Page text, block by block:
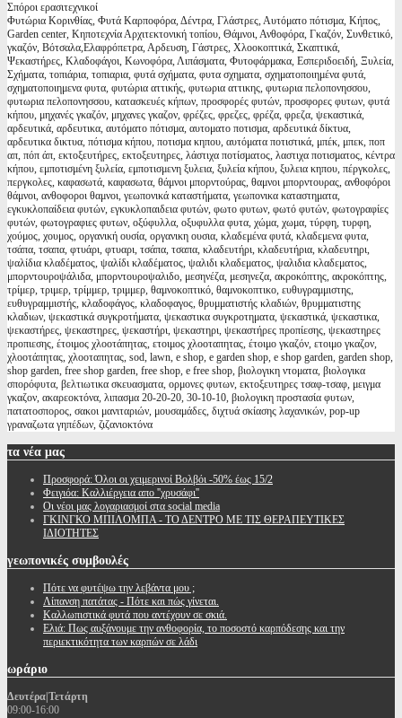
Σπόροι ερασιτεχνικοί
Φυτώρια Κορινθίας, Φυτά Καρποφόρα, Δέντρα, Γλάστρες, Αυτόματο πότισμα, Κήπος,
Garden center, Κηποτεχνία Αρχιτεκτονική τοπίου, Θάμνοι, Ανθοφόρα, Γκαζόν, Συνθετικό,
γκαζόν, Βότσαλα,Ελαφρόπετρα, Αρδευση, Γάστρες, Χλοοκοπτικά, Σκαπτικά,
Ψεκαστήρες, Κλαδοφάγοι, Κωνοφόρα, Λιπάσματα, Φυτοφάρμακα, Εσπεριδοειδή, Ξυλεία,
Σχήματα, τοπιάρια, τοπιαρια, φυτά σχήματα, φυτα σχηματα, σχηματοποιημένα φυτά,
σχηματοποιημενα φυτα, φυτώρια αττικής, φυτωρια αττικης, φυτωρια πελοπονησσου,
φυτωρια πελοπονησσου, κατασκευές κήπων, προσφορές φυτών, προσφορες φυτων, φυτά
κήπου, μηχανές γκαζόν, μηχανες γκαζον, φρέζες, φρεζες, φρέζα, φρεζα, ψεκαστικά,
αρδευτικά, αρδευτικα, αυτόματο πότισμα, αυτοματο ποτισμα, αρδευτικά δίκτυα,
αρδευτικα δικτυα, πότισμα κήπου, ποτισμα κηπου, αυτόματα ποτιστικά, μπέκ, μπεκ, ποπ
απ, πόπ άπ, εκτοξευτήρες, εκτοξευτηρες, λάστιχα ποτίσματος, λαστιχα ποτισματος, κέντρα
κήπου, εμποτισμένη ξυλεία, εμποτισμενη ξυλεια, ξυλεία κήπου, ξυλεια κηπου, πέργκολες,
περγκολες, καφασωτά, καφασωτα, θάμνοι μπορντούρας, θαμνοι μπορντουρας, ανθοφόροι
θάμνοι, ανθοφοροι θαμνοι, γεωπονικά καταστήματα, γεωπονικα καταστηματα,
εγκυκλοπαίδεια φυτών, εγκυκλοπαιδεια φυτών, φωτο φυτων, φωτό φυτών, φωτογραφίες
φυτών, φωτογραφιες φυτων, οξύφυλλα, οξυφυλλα φυτα, χώμα, χωμα, τύρφη, τυρφη,
χούμος, χουμος, οργανική ουσία, οργανικη ουσια, κλαδεμένα φυτά, κλαδεμενα φυτα,
τσάπα, τσαπα, φτυάρι, φτυαρι, τσάπα, τσαπα, κλαδευτήρι, κλαδευτήρια, κλαδευτηρι,
ψαλίδια κλαδέματος, ψαλίδι κλαδέματος, ψαλιδι κλαδεματος, ψαλιδια κλαδεματος,
μπορντουροψάλιδα, μπορντουροψαλιδο, μεσηνέζα, μεσηνεζα, ακροκόπτης, ακροκόπτης,
τρίμερ, τριμερ, τρίμμερ, τριμμερ, θαμνοκοπτικό, θαμνοκοπτικο, ευθυγραμμιστης,
ευθυγραμμιστής, κλαδοφάγος, κλαδοφαγος, θρυμματιστής κλαδιών, θρυμματιστης
κλαδιων, ψεκαστικά συγκροτήματα, ψεκαστικα συγκροτηματα, ψεκαστικά, ψεκαστικα,
ψεκαστήρες, ψεκαστηρες, ψεκαστήρι, ψεκαστηρι, ψεκαστήρες προπίεσης, ψεκαστηρες
προπιεσης, έτοιμος χλοοτάπητας, ετοιμος χλοοταπητας, έτοιμο γκαζόν, ετοιμο γκαζον,
χλοοτάπητας, χλοοταπητας, sod, lawn, e shop, e garden shop, e shop garden, garden shop,
shop garden, free shop garden, free shop, e free shop, βιολογικη ντοματα, βιολογικα
σπορόφυτα, βελτιωτικα σκευασματα, ορμονες φυτων, εκτοξευτηρες τσαφ-τσαφ, μειγμα
γκαζον, ακαρεοκτόνα, λιπασμα 20-20-20, 30-10-10, βιολογικη προστασία φυτων,
πατατοσπορος, σακοι μανιταριών, μουσαμάδες, διχτυά σκίασης λαχανικών, pop-up
γραναζωτα γηπέδων, ζιζανιοκτόνα
τα νέα μας
Προσφορά: Όλοι οι χειμερινοί Βολβόι -50% έως 15/2
Φειγιόα: Καλλιέργεια απο ''χρυσάφι''
Oι νέοι μας λογαριασμοί στα social media
ΓΚΙΝΓΚΟ ΜΠΙΛΟΜΠΑ - ΤΟ ΔΕΝΤΡΟ ΜΕ ΤΙΣ ΘΕΡΑΠΕΥΤΙΚΕΣ
ΙΔΙΟΤΗΤΕΣ
γεωπονικές συμβουλές
Πότε να φυτέψω την λεβάντα μου ;
Λίπανση πατάτας - Πότε και πώς γίνεται.
Καλλωπιστικά φυτά που αντέχουν σε σκιά.
Ελιά: Πως αυξάνουμε την ανθοφορία, το ποσοστό καρπόδεσης και την
περιεκτικότητα των καρπών σε λάδι
ωράριο
Δευτέρα|Τετάρτη
09:00-16:00